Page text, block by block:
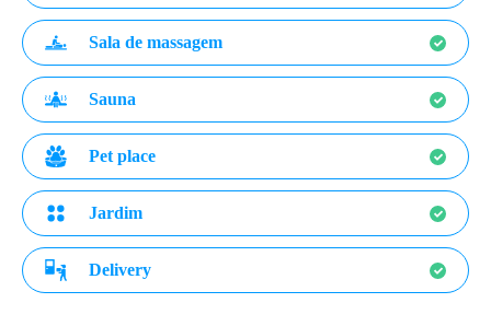
Sala de massagem
Sauna
Pet place
Jardim
Delivery